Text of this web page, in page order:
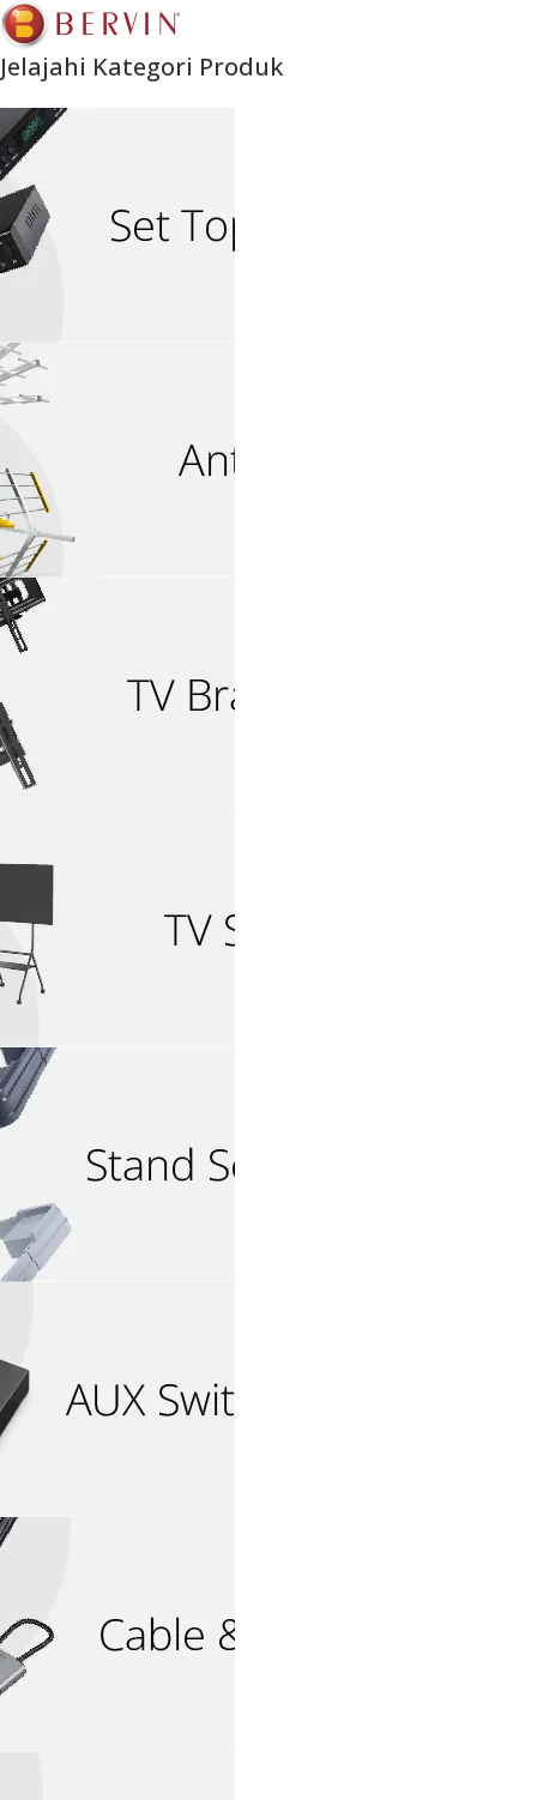
Jelajahi Kategori Produk